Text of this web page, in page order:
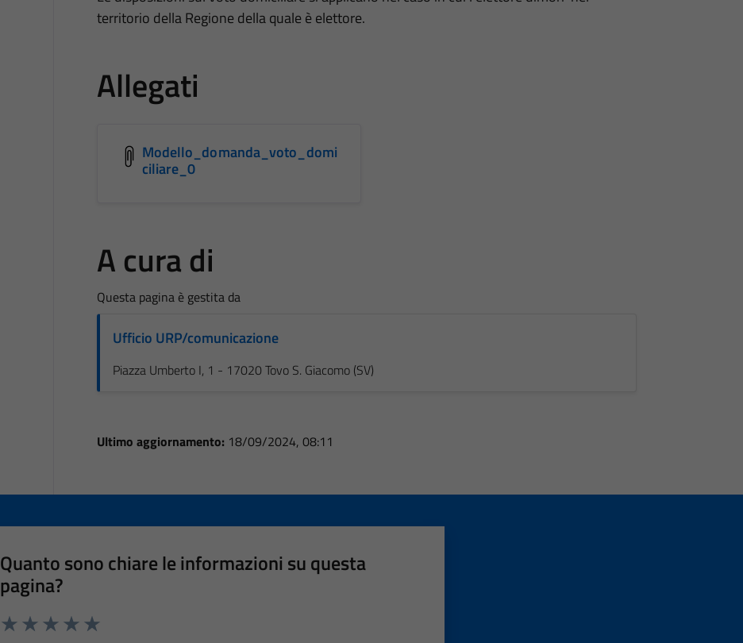
territorio della Regione della quale è elettore.
Allegati
Modello_domanda_voto_domi
ciliare_0
A cura di
Questa pagina è gestita da
Ufficio URP/comunicazione
Piazza Umberto I, 1 - 17020 Tovo S. Giacomo (SV)
Ultimo aggiornamento: 18/09/2024, 08:11
Quanto sono chiare le informazioni su questa
pagina?